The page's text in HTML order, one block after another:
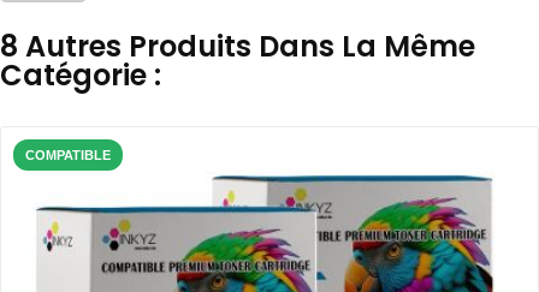
8 Autres Produits Dans La Même
Catégorie :
COMPATIBLE